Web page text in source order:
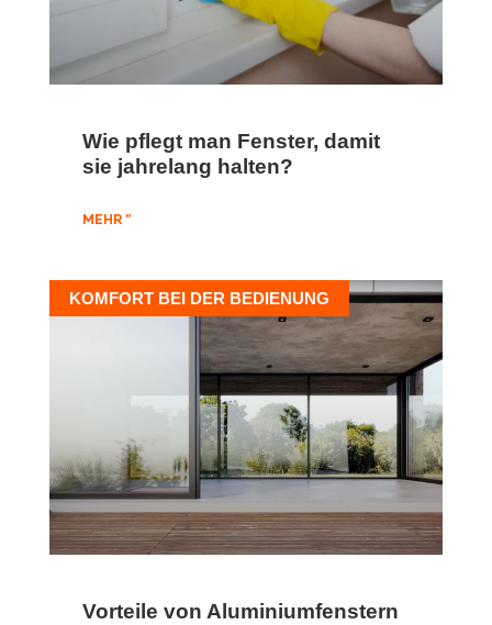
Wie pflegt man Fenster, damit
sie jahrelang halten?
MEHR "
KOMFORT BEI DER BEDIENUNG
Vorteile von Aluminiumfenstern